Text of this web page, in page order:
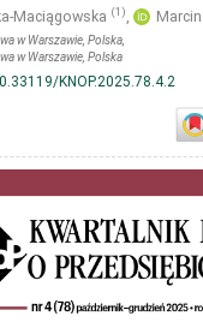
Maciągowska (1),
w Warszawie , Polska
w Warszawie , Polska
KNOP.2025.78.4.2